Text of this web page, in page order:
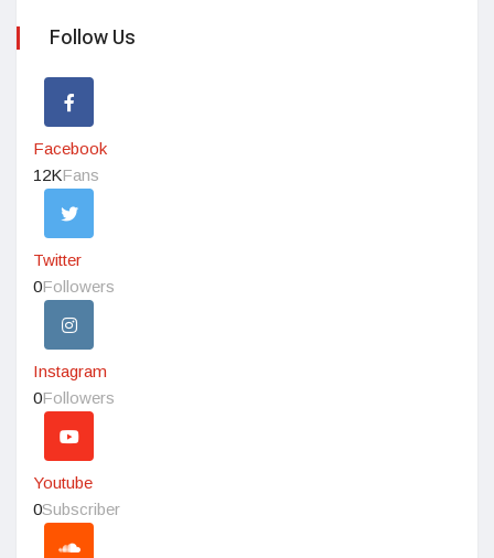
Follow Us
Facebook
12KFans
Twitter
0Followers
Instagram
0Followers
Youtube
0Subscriber